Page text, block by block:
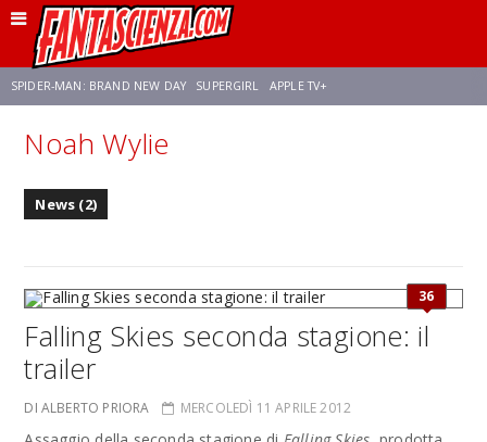
SPIDER-MAN: BRAND NEW DAY SUPERGIRL APPLE TV+
FRANCO RICCIARDIELLO ZENDAYA
Noah Wylie
News (2)
36
Falling Skies seconda stagione: il
trailer
DI ALBERTO PRIORA MERCOLEDÌ 11 APRILE 2012